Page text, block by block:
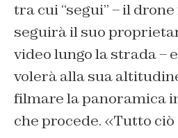
tra cui “segui” – il
seguirà il suo
video lungo la strada –
volerà alla sua
filmare la panoramica
che procede. «Tutto